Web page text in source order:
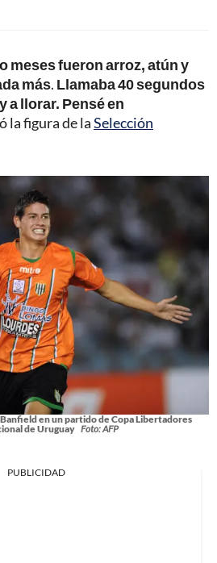
meses fueron arroz, atún y
más. Llamaba 40 segundos
a llorar. Pensé en
la figura de laSelección
en un partido de Copa Libertadores
de Uruguay Foto: AFP
PUBLICIDAD